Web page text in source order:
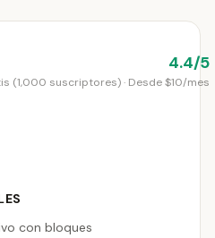
4.4/5
(1,000 suscriptores) · Desde $10/mes
con bloques